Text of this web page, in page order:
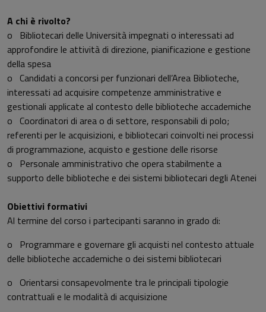
A chi è rivolto?
o Bibliotecari delle Università impegnati o interessati ad
approfondire le attività di direzione, pianificazione e gestione
della spesa
o Candidati a concorsi per funzionari dell’Area Biblioteche,
interessati ad acquisire competenze amministrative e
gestionali applicate al contesto delle biblioteche accademiche
o Coordinatori di area o di settore, responsabili di polo;
referenti per le acquisizioni, e bibliotecari coinvolti nei processi
di programmazione, acquisto e gestione delle risorse
o Personale amministrativo che opera stabilmente a
supporto delle biblioteche e dei sistemi bibliotecari degli Atenei
Obiettivi formativi
Al termine del corso i partecipanti saranno in grado di:
o Programmare e governare gli acquisti nel contesto attuale
delle biblioteche accademiche o dei sistemi bibliotecari
o Orientarsi consapevolmente tra le principali tipologie
contrattuali e le modalità di acquisizione